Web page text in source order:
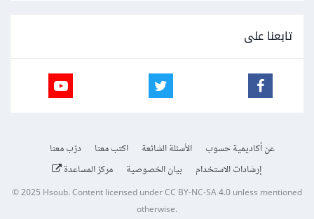
تابعنا على
عن أكاديمية حسوب الأسئلة الشائعة اكتب معنا
درّب معنا
إرشادات الاستخدام
بيان الخصوصية مركز المساعدة
© 2025Hsoub.Content licensed underCC BY-NC-SA 4.0unless mentioned
otherwise.